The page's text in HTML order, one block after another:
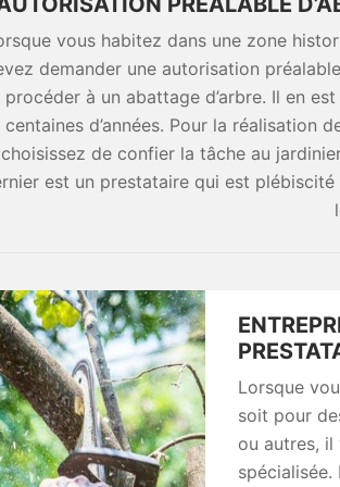
vous habitez dans une zone
demander une autorisation
procéder à un abattage d’arbre. Il en
centaines d’années. Pour la réalisation
choisissez de confier la tâche au
est un prestataire qui est
Lorsque
soit pour
ou autres, il
spécialisée.